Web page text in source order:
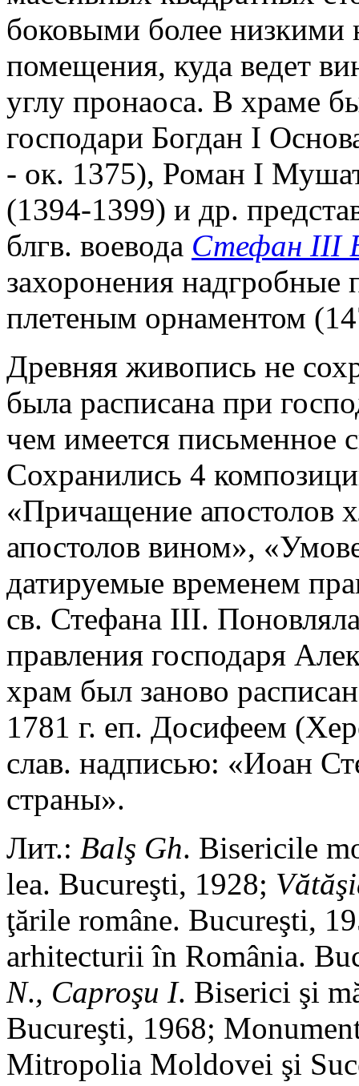
боковыми более
помещения, куда ведет
углу пронаоса. В храме
господари Богдан I
- ок. 1375), Роман I
(1394-1399) и др.
блгв. воевода Стефан III
захоронения
плетеным орнаментом
Древняя живопись не
была расписана при
чем имеется письменное
Сохранились 4
«Причащение апостолов
апостолов вином»,
датируемые временем
св. Стефана III.
правления господаря
храм был заново
1781 г. еп. Досифеем
слав. надписью: «Иоан
страны».
Лит.: Balş Gh. Bisericile
lea. Bucureşti, 1928; Vătăş
ţările române. Bucureşti,
arhitecturii în România.
N., Caproşu I. Biserici şi
Bucureşti, 1968;
Mitropolia Moldovei şi